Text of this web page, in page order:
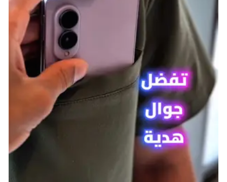
تتيح النقابة لأعضائها الوصول إلى نفس القواعد
وطاولات العمل.
يمكنكم استخدام Palbox لتبادل الكائنات Pals.
مشاركة الموارد والخبرات:
لا يتم مشاركة الخبرة أو الموارد أو الكائنات Pals
افتراضيًا بين أعضاء النقابة.
يجب تبادل العناصر يدويًا لتشاركها مع الآخرين.
تبادل العناصر والكائنات (Trade Items
And Pals)